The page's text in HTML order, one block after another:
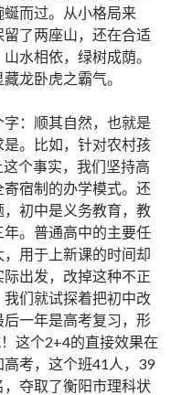
而过。从小格局来
了两座山，还在合适
水相依，绿树成荫。
龙卧虎之霸气。
：顺其自然，也就是
。比如，针对农村孩
个事实，我们坚持高
宿制的办学模式。还
初中是义务教育，教
。普通高中的主要任
用于上新课的时间却
出发，改掉这种不正
们就试探着把初中改
一年是高考复习，形
这个2+4的直接效果在
考，这个班41人，39
夺取了衡阳市理科状